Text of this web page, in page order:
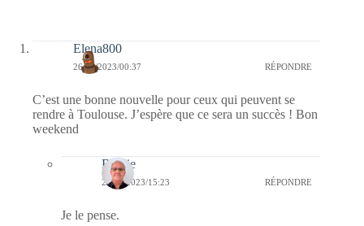
Elena800
26/05/2023/00:37 RÉPONDRE
C’est une bonne nouvelle pour ceux qui peuvent se
rendre à Toulouse. J’espère que ce sera un succès ! Bon
weekend
Bernie
27/05/2023/15:23 RÉPONDRE
Je le pense.